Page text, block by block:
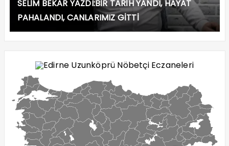
SELİM BEKAR YAZDI:BİR TARİH YANDI, HAYAT
PAHALANDI, CANLARIMIZ GİTTİ